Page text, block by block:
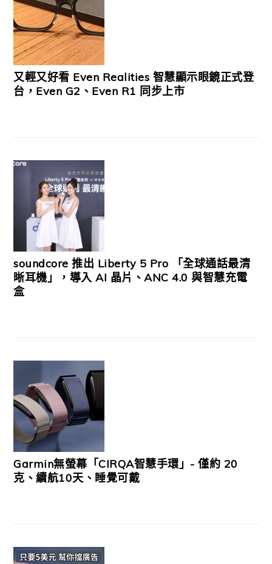
又輕又好看 Even Realities 智慧顯示眼鏡正式登
台，Even G2、Even R1 同步上市
soundcore 推出 Liberty 5 Pro 「全球通話最清
晰耳機」，導入 AI 晶片、ANC 4.0 與智慧充電
盒
Garmin無螢幕「CIRQA智慧手環」- 僅約 20
克、續航10天、睡覺可戴